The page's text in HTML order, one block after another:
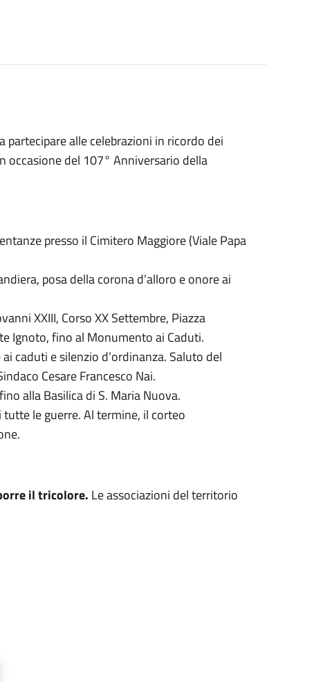
alle celebrazioni in ricordo dei
occasione del 107° Anniversario della
presso il Cimitero Maggiore (Viale Papa
posa della corona d’alloro e onore ai
XXIII, Corso XX Settembre, Piazza
Ignoto, fino al Monumento ai Caduti.
caduti e silenzio d’ordinanza. Saluto del
Cesare Francesco Nai.
alla Basilica di S. Maria Nuova.
le guerre. Al termine, il corteo
il tricolore. Le associazioni del territorio